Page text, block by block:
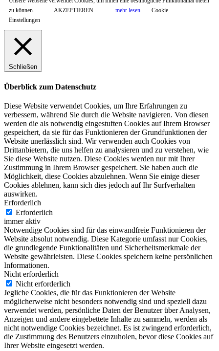
zu können.
AKZEPTIEREN mehr lesen
Cookie-
Einstellungen
Schließen
Überblick zum Datenschutz
Diese Website verwendet Cookies, um Ihre Erfahrungen zu
verbessern, während Sie durch die Website navigieren. Von diesen
werden die als notwendig eingestuften Cookies auf Ihrem Browser
gespeichert, da sie für das Funktionieren der Grundfunktionen der
Website unerlässlich sind. Wir verwenden auch Cookies von
Drittanbietern, die uns helfen zu analysieren und zu verstehen, wie
Sie diese Website nutzen. Diese Cookies werden nur mit Ihrer
Zustimmung in Ihrem Browser gespeichert. Sie haben auch die
Möglichkeit, diese Cookies abzulehnen. Wenn Sie einige dieser
Cookies ablehnen, kann sich dies jedoch auf Ihr Surfverhalten
auswirken.
Erforderlich
Erforderlich
immer aktiv
Notwendige Cookies sind für das einwandfreie Funktionieren der
Website absolut notwendig. Diese Kategorie umfasst nur Cookies,
die grundlegende Funktionalitäten und Sicherheitsmerkmale der
Website gewährleisten. Diese Cookies speichern keine persönlichen
Informationen.
Nicht erforderlich
Nicht erforderlich
Jegliche Cookies, die für das Funktionieren der Website
möglicherweise nicht besonders notwendig sind und speziell dazu
verwendet werden, persönliche Daten der Benutzer über Analysen,
Anzeigen und andere eingebettete Inhalte zu sammeln, werden als
nicht notwendige Cookies bezeichnet. Es ist zwingend erforderlich,
die Zustimmung des Benutzers einzuholen, bevor diese Cookies auf
Ihrer Website eingesetzt werden.